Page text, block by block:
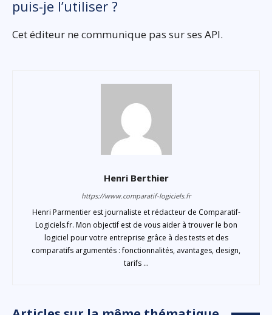
puis-je l’utiliser ?
Cet éditeur ne communique pas sur ses API.
Henri Berthier
https://www.comparatif-logiciels.fr
Henri Parmentier est journaliste et rédacteur de Comparatif-
Logiciels.fr. Mon objectif est de vous aider à trouver le bon
logiciel pour votre entreprise grâce à des tests et des
comparatifs argumentés : fonctionnalités, avantages, design,
tarifs ...